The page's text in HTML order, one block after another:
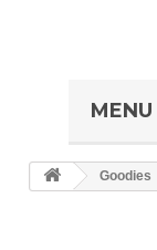
MENU
Goodies